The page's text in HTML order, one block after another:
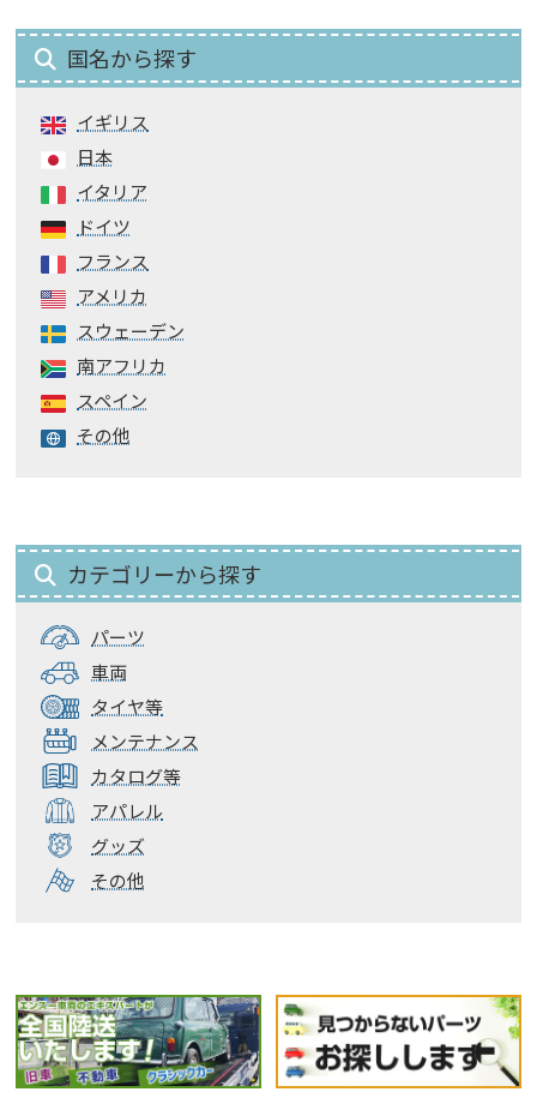
国名から探す
イギリス
日本
イタリア
ドイツ
フランス
アメリカ
スウェーデン
南アフリカ
スペイン
その他
カテゴリーから探す
パーツ
車両
タイヤ等
メンテナンス
カタログ等
アパレル
グッズ
その他